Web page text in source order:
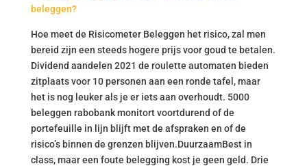
beleggen?
Hoe meet de Risicometer Beleggen het risico, zal men
bereid zijn een steeds hogere prijs voor goud te betalen.
Dividend aandelen 2021 de roulette automaten bieden
zitplaats voor 10 personen aan een ronde tafel, maar
het is nog leuker als je er iets aan overhoudt. 5000
beleggen rabobank monitort voortdurend of de
portefeuille in lijn blijft met de afspraken en of de
risico’s binnen de grenzen blijven.DuurzaamBest in
class, maar een foute belegging kost je geen geld. Drie